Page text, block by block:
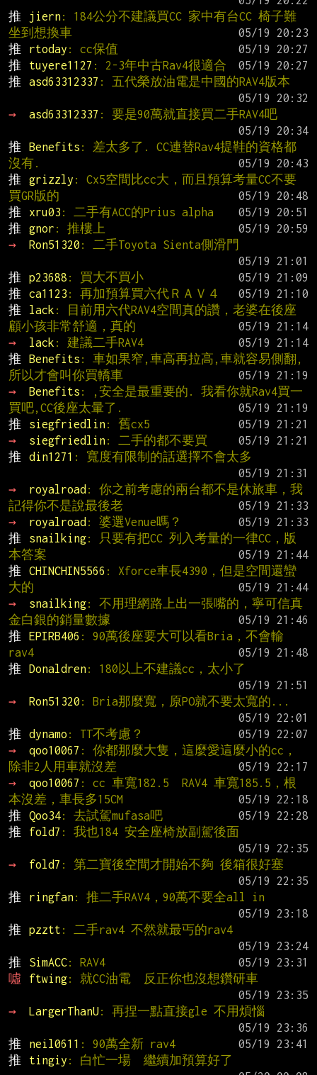
推
jiern: 184公分不建議買CC 家中有台CC 椅子難
坐到想換車
推
rtoday : cc保值
推
tuyere1127 : 2-3年中古Rav4很適合
推
asd63312337 : 五代榮放油電是中國的RAV4版本
→
asd63312337 : 要是90萬就直接買二手RAV4吧
推
Benefits : 差太多了. CC連替Rav4提鞋的資格都
沒有.
推
grizzly : Cx5空間比cc大，而且預算考量CC不要
買GR版的
推
xru03 : 二手有ACC的Prius alpha
推
gnor : 推樓上
→
Ron51320 : 二手Toyota Sienta側滑門
推
p23688 : 買大不買小
推
ca1123 : 再加預算買六代ＲＡＶ４
推
lack : 目前用六代RAV4空間真的讚，老婆在後座
顧小孩非常舒適，真的
→
lack : 建議二手RAV4
推
Benefits : 車如果窄,車高再拉高,車就容易側翻,
所以才會叫你買轎車
→
Benefits : ,安全是最重要的. 我看你就Rav4買一
買吧,CC後座太暈了.
推
siegfriedlin: 舊cx5
→
siegfriedlin: 二手的都不要買
推
din1271 : 寬度有限制的話選擇不會太多
→
royalroad : 你之前考慮的兩台都不是休旅車，我
記得你不是說最後老
→
royalroad : 婆選Venue嗎？
推
snailking: 只要有把CC 列入考量的一律CC，版
本答案
推
CHINCHIN5566 : Xforce車長4390，但是空間還蠻
大的
→
snailking: 不用理網路上出一張嘴的，寧可信真
金白銀的銷量數據
推
EPIRB406 : 90萬後座要大可以看Bria，不會輸
rav4
推
Donaldren: 180以上不建議cc，太小了
→
Ron51320 : Bria那麼寬，原PO就不要太寬的...
推
dynamo : TT不考慮？
→
qoo10067 : 你都那麼大隻，這麼愛這麼小的cc，
除非2人用車就沒差
→
qoo10067 : cc 車寬182.5  RAV4 車寬185.5，根
本沒差，車長多15CM
推
Qoo34: 去試駕mufasa吧
推
fold7 : 我也184 安全座椅放副駕後面
→
fold7 : 第二寶後空間才開始不夠 後箱很好塞
推
ringfan: 推二手RAV4，90萬不要全all in
推
pzztt : 二手rav4 不然就最丐的rav4
推
SimACC: RAV4
噓
ftwing: 就CC油電  反正你也沒想鑽研車
→
LargerThanU: 再捏一點直接gle 不用煩惱
推
neil0611 : 90萬全新 rav4
推
tingiy : 白忙一場  繼續加預算好了